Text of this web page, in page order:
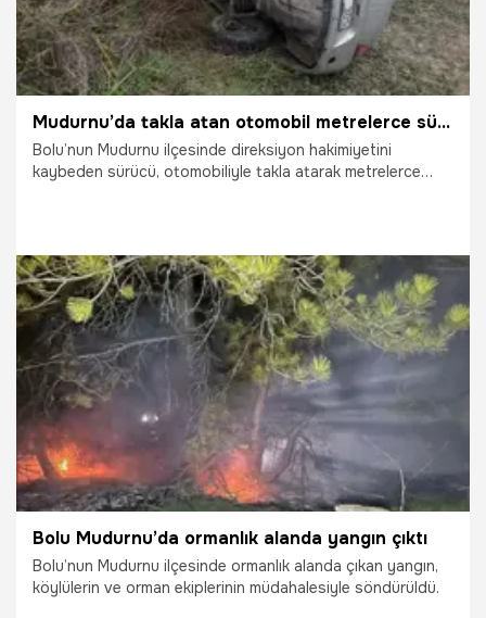
Mudurnu’da takla atan otomobil metrelerce sürüklendi
Bolu’nun Mudurnu ilçesinde direksiyon hakimiyetini
kaybeden sürücü, otomobiliyle takla atarak metrelerce
13.12.2025 Gündem
Bolu Mudurnu’da ormanlık alanda yangın çıktı
Bolu’nun Mudurnu ilçesinde ormanlık alanda çıkan yangın,
köylülerin ve orman ekiplerinin müdahalesiyle söndürüldü.